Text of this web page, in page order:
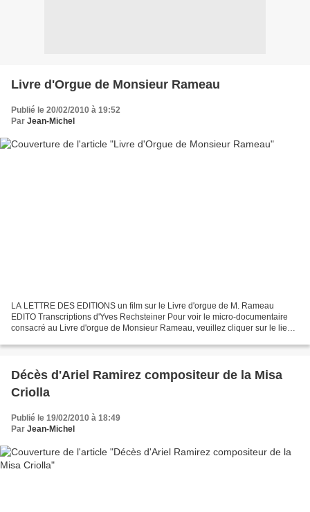
Livre d'Orgue de Monsieur Rameau
Publié le 20/02/2010 à 19:52
Par Jean-Michel
LA LETTRE DES EDITIONS un film sur le Livre d'orgue de M. Rameau
EDITO Transcriptions d'Yves Rechsteiner Pour voir le micro-documentaire
consacré au Livre d'orgue de Monsieur Rameau, veuillez cliquer sur le lien
Décès d'Ariel Ramirez compositeur de la Misa
Criolla
Publié le 19/02/2010 à 18:49
Par Jean-Michel